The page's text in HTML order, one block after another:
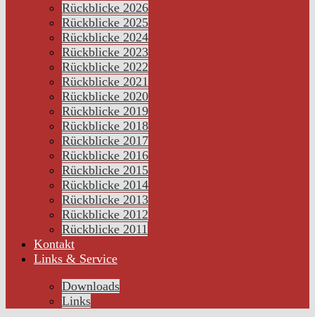
Rückblicke 2026
Rückblicke 2025
Rückblicke 2024
Rückblicke 2023
Rückblicke 2022
Rückblicke 2021
Rückblicke 2020
Rückblicke 2019
Rückblicke 2018
Rückblicke 2017
Rückblicke 2016
Rückblicke 2015
Rückblicke 2014
Rückblicke 2013
Rückblicke 2012
Rückblicke 2011
Kontakt
Links & Service
Downloads
Links